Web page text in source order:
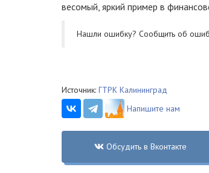
весомый, яркий пример в
Нашли ошибку? Cообщить об
Источник: ГТРК Калининград
Напишите нам
Обсудить в Вконтакте